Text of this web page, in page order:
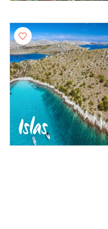
Islas